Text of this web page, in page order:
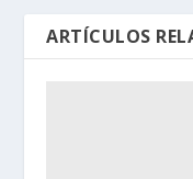
ARTÍCULOS